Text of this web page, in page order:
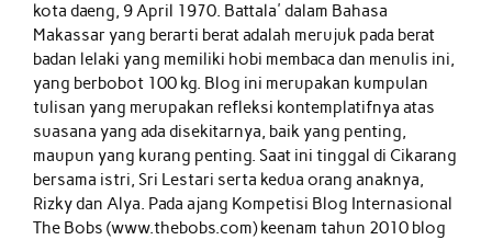
kota daeng, 9 April 1970. Battala' dalam Bahasa
Makassar yang berarti berat adalah merujuk pada berat
badan lelaki yang memiliki hobi membaca dan menulis ini,
yang berbobot 100 kg. Blog ini merupakan kumpulan
tulisan yang merupakan refleksi kontemplatifnya atas
suasana yang ada disekitarnya, baik yang penting,
maupun yang kurang penting. Saat ini tinggal di Cikarang
bersama istri, Sri Lestari serta kedua orang anaknya,
Rizky dan Alya. Pada ajang Kompetisi Blog Internasional
The Bobs (www.thebobs.com) keenam tahun 2010 blog